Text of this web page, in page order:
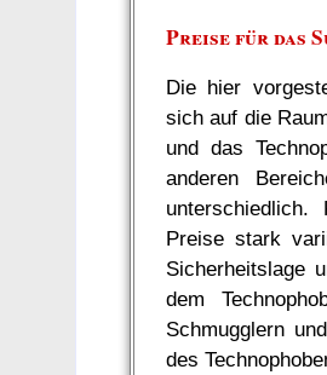
Preise für das
Die hier
sich auf die
und das
anderen
unterschiedlich.
Preise stark
Sicherheitslage
dem
Schmugglern
des